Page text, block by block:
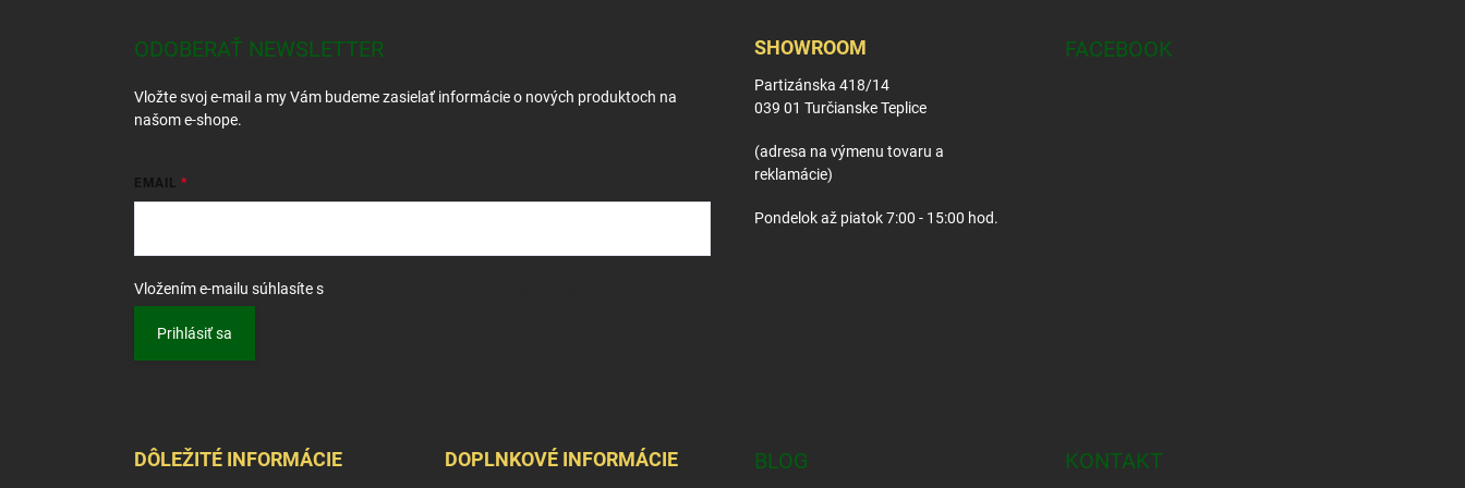
ODOBERAŤ NEWSLETTER
Vložte svoj e-mail a my Vám budeme zasielať informácie o nových produktoch na
našom e-shope.
EMAIL
Vložením e-mailu súhlasíte s
Prihlásiť sa
SHOWROOM
Partizánska 418/14
039 01 Turčianske Teplice
(adresa na výmenu tovaru a
reklamácie)
Pondelok až piatok 7:00 - 15:00 hod.
FACEBOOK
DÔLEŽITÉ INFORMÁCIE DOPLNKOVÉ INFORMÁCIE BLOG KONTAKT